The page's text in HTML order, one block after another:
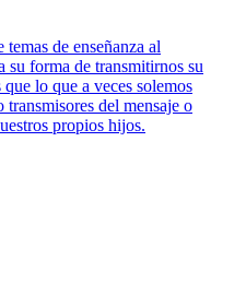
de enseñanza al
su forma de transmitirnos su
lo que a veces solemos
transmisores del mensaje o
propios hijos.